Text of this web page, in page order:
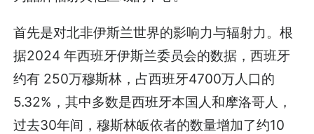
首先是对北非伊斯兰世界的影响力与辐射力。根
据2024 年西班牙伊斯兰委员会的数据，西班牙
约有 250万穆斯林，占西班牙4700万人口的
5.32%，其中多数是西班牙本国人和摩洛哥人，
过去30年间，穆斯林皈依者的数量增加了约10